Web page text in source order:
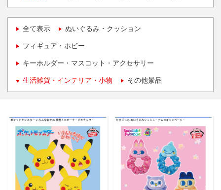
全て表示 ぬいぐるみ・クッション
フィギュア・ホビー
キーホルダー・マスコット・アクセサリー
生活雑貨・インテリア・小物 その他景品